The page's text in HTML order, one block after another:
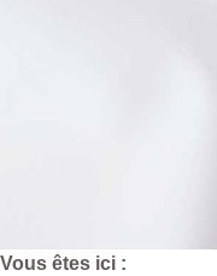
Vous êtes ici :